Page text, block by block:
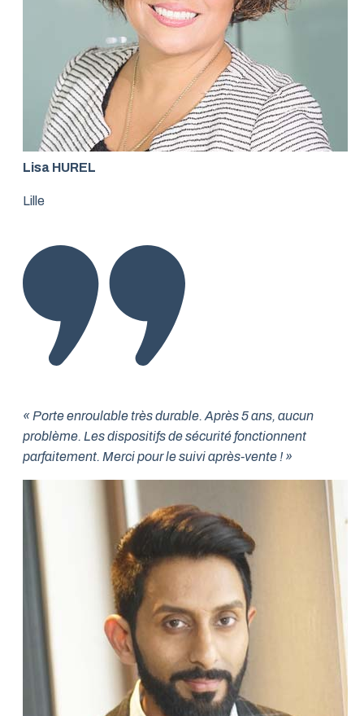
Lisa HUREL
Lille
« Porte enroulable très durable. Après 5 ans, aucun
problème. Les dispositifs de sécurité fonctionnent
parfaitement. Merci pour le suivi après-vente ! »